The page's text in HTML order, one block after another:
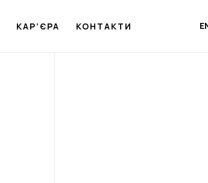
КАР’ЄРА КОНТАКТИ